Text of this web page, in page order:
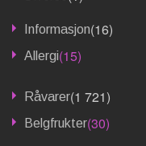
Informasjon(16)
Allergi(15)
Råvarer(1 721)
Belgfrukter(30)